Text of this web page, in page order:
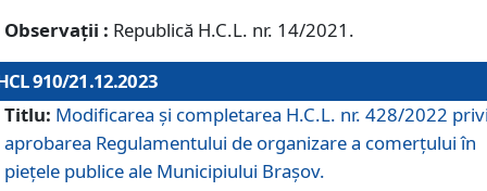
Observații : Republică H.C.L. nr. 14/2021.
910/21.12.2023
Titlu: Modificarea și completarea H.C.L. nr. 428/2022
aprobarea Regulamentului de organizare a comerțului în
piețele publice ale Municipiului Braşov.